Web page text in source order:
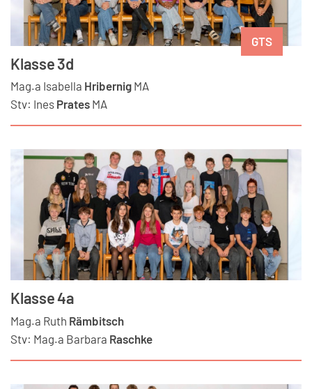
GTS
Klasse 3d
Mag.a Isabella Hribernig MA
Stv: Ines Prates MA
Klasse 4a
Mag.a Ruth Rämbitsch
Stv: Mag.a Barbara Raschke